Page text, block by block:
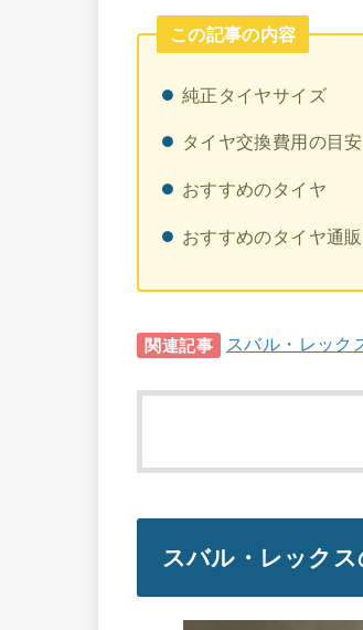
この記事の内容
純正タイヤサイズ
タイヤ交換費用の目安
おすすめのタイヤ
おすすめのタイヤ通
関連記事 スバル・レック
スバル・レック